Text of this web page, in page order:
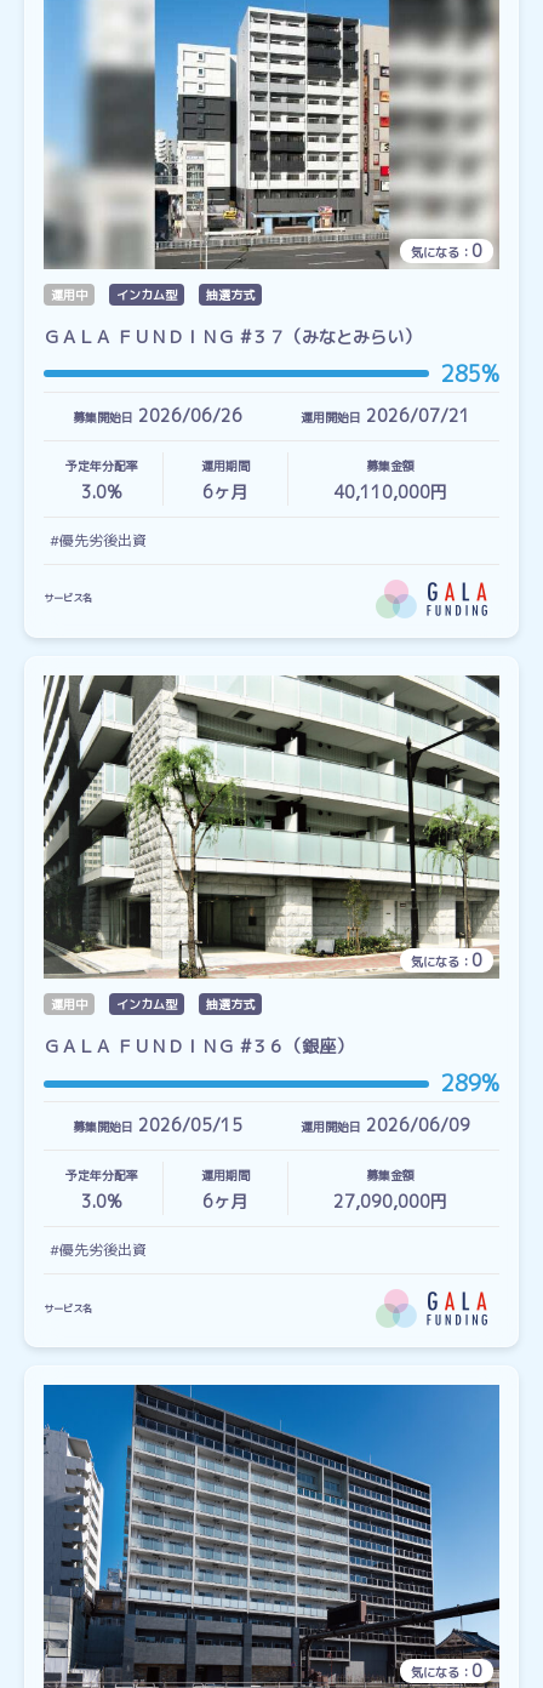
気になる： 0
運用中 インカム型 抽選方式
ＧＡＬＡ ＦＵＮＤＩＮＧ #３７（みなとみらい）
285%
募集開始日 2026/06/26 運用開始日 2026/07/21
予定年分配率
3.0%
運用期間
6ヶ月
募集金額
40,110,000円
#優先劣後出資
サービス名
気になる： 0
運用中 インカム型 抽選方式
ＧＡＬＡ ＦＵＮＤＩＮＧ #３６（銀座）
289%
募集開始日 2026/05/15 運用開始日 2026/06/09
予定年分配率
3.0%
運用期間
6ヶ月
募集金額
27,090,000円
#優先劣後出資
サービス名
気になる： 0